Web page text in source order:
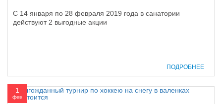
С 14 января по 28 февраля 2019 года в санатории
действуют 2 выгодные акции
ПОДРОБНЕЕ
1
фев